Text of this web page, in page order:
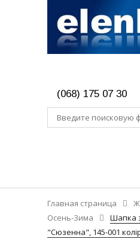
(068) 175 07 30
Главная страница
Осень-Зима
Шапка
"Сюзенна", 145-001